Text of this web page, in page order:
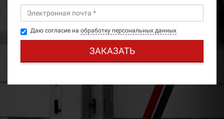
Даю согласие на обработку персональных данных
ЗАКАЗАТЬ